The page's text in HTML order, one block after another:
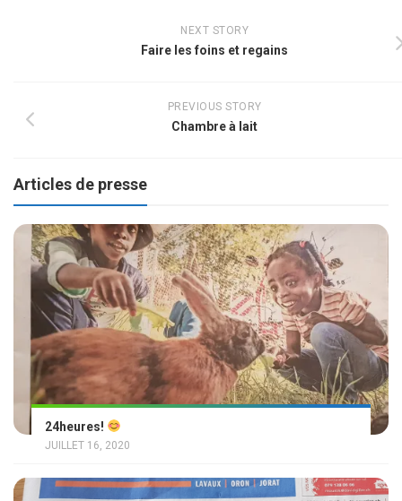
NEXT STORY
Faire les foins et regains
PREVIOUS STORY
Chambre à lait
Articles de presse
24heures!
JUILLET 16, 2020